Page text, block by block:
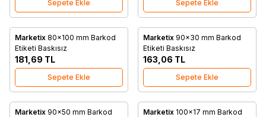
Sepete Ekle Sepete Ekle
Favorilere Ekle
Marketix 80x100 mm Barkod
Etiketi Baskısız
181,69 TL
Sepete Ekle
Favorilere Ekle
Marketix 90x30 mm Barkod
Etiketi Baskısız
163,06 TL
Sepete Ekle
Marketix 90x50 mm Barkod
Marketix 100x17 mm Barkod